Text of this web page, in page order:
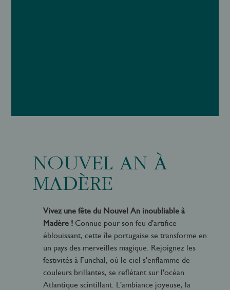
NOUVEL AN À
MADÈRE
Vivez une fête du Nouvel An inoubliable à
Madère ! Connue pour son feu d'artifice
éblouissant, cette île portugaise se transforme en
un pays des merveilles magique. Rejoignez les
festivités à Funchal, où le ciel s'enflamme de
couleurs brillantes, se reflétant sur l'océan
Atlantique scintillant. L'ambiance joyeuse, la